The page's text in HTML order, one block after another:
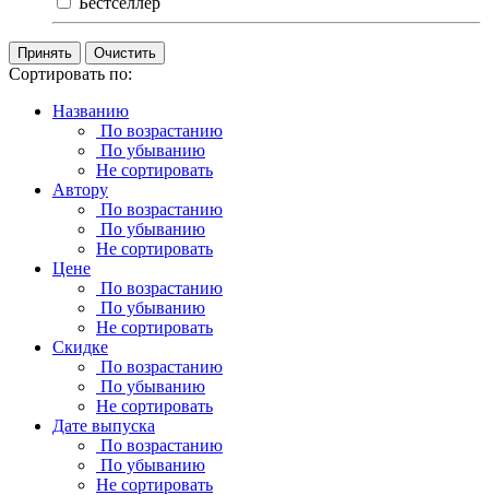
Очистить
Сортировать по:
Названию
По возрастанию
По убыванию
Не сортировать
Автору
По возрастанию
По убыванию
Не сортировать
Цене
По возрастанию
По убыванию
Не сортировать
Скидке
По возрастанию
По убыванию
Не сортировать
Дате выпуска
По возрастанию
По убыванию
Не сортировать